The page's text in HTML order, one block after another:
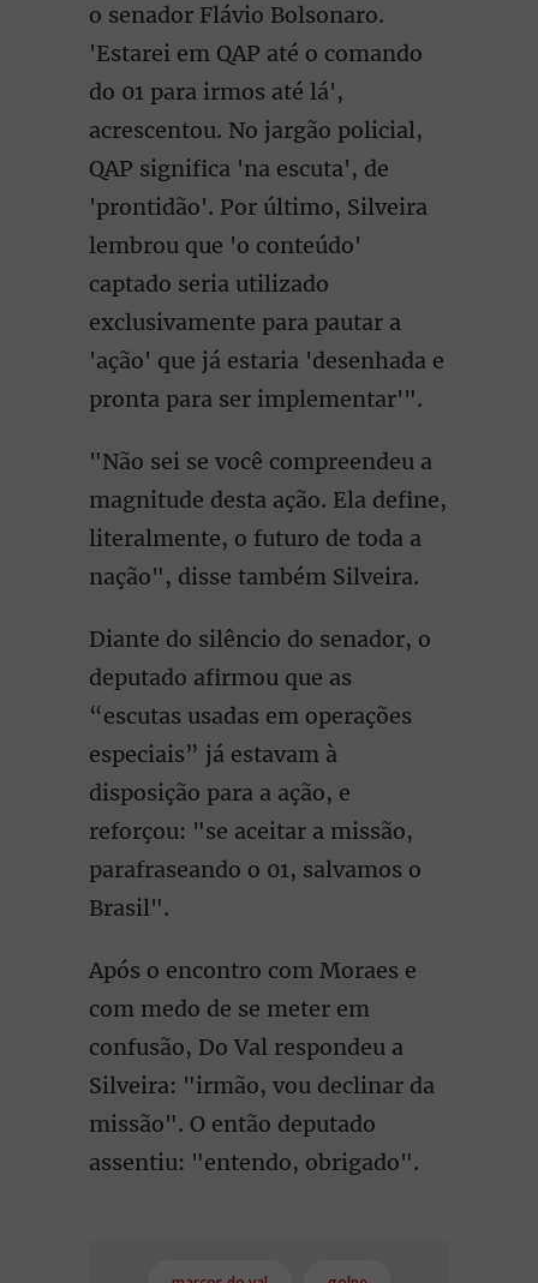
o senador Flávio Bolsonaro.
'Estarei em QAP até o comando
do 01 para irmos até lá',
acrescentou. No jargão policial,
QAP significa 'na escuta', de
'prontidão'. Por último, Silveira
lembrou que 'o conteúdo'
captado seria utilizado
exclusivamente para pautar a
'ação' que já estaria 'desenhada e
pronta para ser implementar'".
"Não sei se você compreendeu a
magnitude desta ação. Ela define,
literalmente, o futuro de toda a
nação", disse também Silveira.
Diante do silêncio do senador, o
deputado afirmou que as
“escutas usadas em operações
especiais” já estavam à
disposição para a ação, e
reforçou: "se aceitar a missão,
parafraseando o 01, salvamos o
Brasil".
Após o encontro com Moraes e
com medo de se meter em
confusão, Do Val respondeu a
Silveira: "irmão, vou declinar da
missão". O então deputado
assentiu: "entendo, obrigado".